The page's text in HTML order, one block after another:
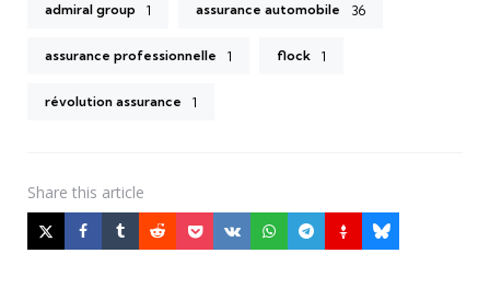
admiral group 1 assurance automobile 36
assurance professionnelle 1 flock 1
révolution assurance 1
Share this article